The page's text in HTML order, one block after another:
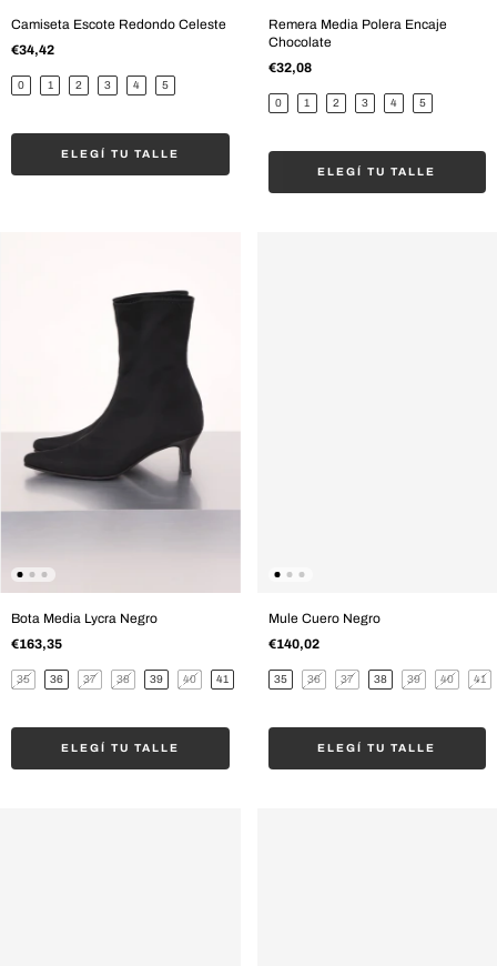
Camiseta Escote Redondo Celeste
€34,42
0 1 2 3 4 5
ELEGÍ TU TALLE
Remera Media Polera Encaje
Chocolate
€32,08
0 1 2 3 4 5
ELEGÍ TU TALLE
Bota Media Lycra Negro
€163,35
35 36 37 38 39 40 41
ELEGÍ TU TALLE
Mule Cuero Negro
€140,02
35 36 37 38 39 40 41
ELEGÍ TU TALLE